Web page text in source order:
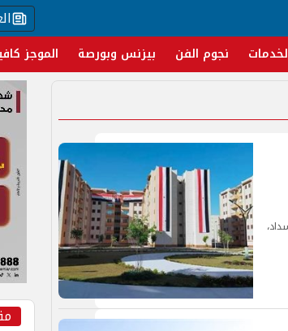
نجوم الفن بيزنس وبورصة الموجز